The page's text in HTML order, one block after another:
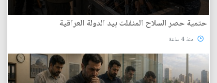
حتمية حصر السلاح المنفلت بيد الدولة العراقية
منذ 4 ساعة